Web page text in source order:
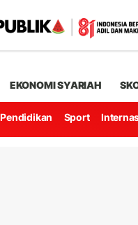
EKONOMI SYARIAH
Pendidikan Sport